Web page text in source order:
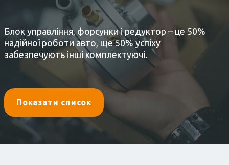
Блок управління, форсунки і редуктор – це 50%
надійної роботи авто, ще 50% успіху
забезпечують інші комплектуючі.
Показати список